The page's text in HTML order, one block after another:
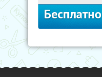
Бесплатно